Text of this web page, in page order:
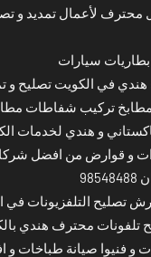
محترف لأعمال تمديد و
سيارات
في الكويت تصليح و
تركيب شفاطات
و هندي لخدمات
و قوارض من افضل
تصليح التلفزيونات في
تلفونات محترف هندي
و فنيوا صيانة طباخات و